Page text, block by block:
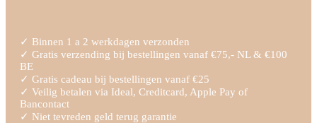
✓ Binnen 1 a 2 werkdagen verzonden
✓ Gratis verzending bij bestellingen vanaf €75,- NL & €100
BE
✓ Gratis cadeau bij bestellingen vanaf €25
✓ Veilig betalen via Ideal, Creditcard, Apple Pay of
Bancontact
✓ Niet tevreden geld terug garantie